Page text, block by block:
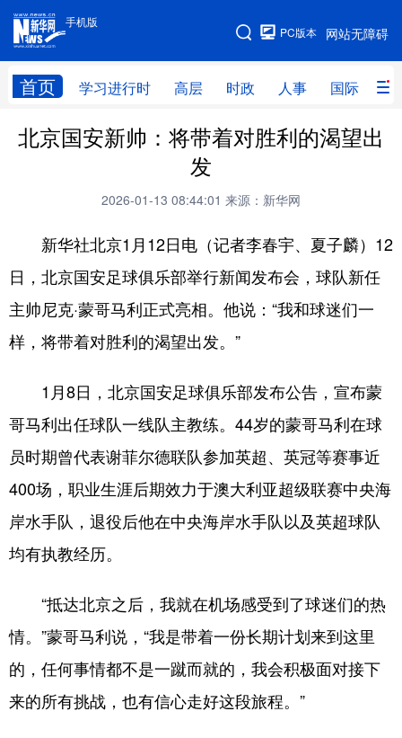
手机版
网站无障碍
PC版本
首页 学习进行时 高层 时政 人事 国际 财
手机版
网站地图
学习进行时 高层 时政 人事
思客智库 全球连线
科技 科普 体育 文化
健康 军事 访谈 视频
中央文件 金融 汽车
溯源中国 城市 旅游 能源
会展 彩票 娱乐 时尚
亚太网 上市公司 投教基地
辽宁 吉林 上海 江苏
浙江 安徽 福建
北京国安新帅：将带着对胜利的渴望出
发
2026-01-13 08:44:01 来源：新华网
新华社北京1月12日电（记者李春宇、夏子麟）12
日，北京国安足球俱乐部举行新闻发布会，球队新任
主帅尼克·蒙哥马利正式亮相。他说：“我和球迷们一
样，将带着对胜利的渴望出发。”
1月8日，北京国安足球俱乐部发布公告，宣布蒙
哥马利出任球队一线队主教练。44岁的蒙哥马利在球
员时期曾代表谢菲尔德联队参加英超、英冠等赛事近
400场，职业生涯后期效力于澳大利亚超级联赛中央海
岸水手队，退役后他在中央海岸水手队以及英超球队
均有执教经历。
“抵达北京之后，我就在机场感受到了球迷们的热
情。”蒙哥马利说，“我是带着一份长期计划来到这里
的，任何事情都不是一蹴而就的，我会积极面对接下
来的所有挑战，也有信心走好这段旅程。”